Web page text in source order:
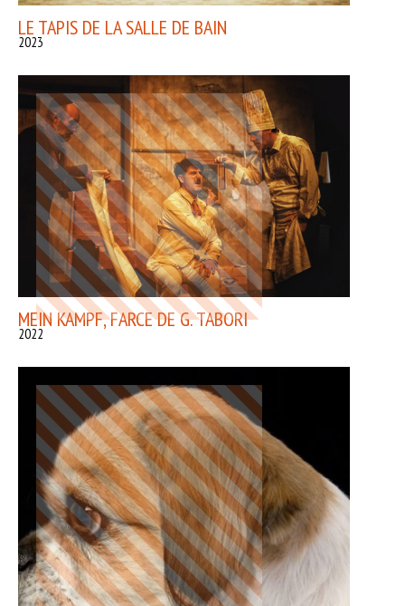
LE TAPIS DE LA SALLE DE BAIN
2023
MEIN KAMPF, FARCE DE G. TABORI
2022